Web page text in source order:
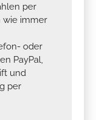
per
wie immer
oder
PayPal,
und
per